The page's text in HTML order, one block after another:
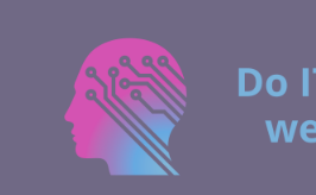
Skip to content